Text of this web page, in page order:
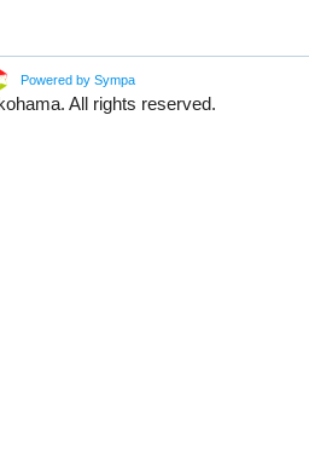
Powered by Sympa
All rights reserved.